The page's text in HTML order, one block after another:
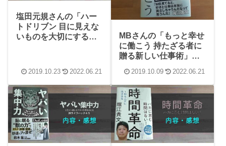
塩田元規さんの「ハー
トドリブン 目に見えな
いものを大切にする
2019.10.23 2022.06.21
MBさんの「もっと幸せ
に働こう 持たざる者に
贈る新しい仕事術」読
だことまとめ
2019.10.09 2022.06.21